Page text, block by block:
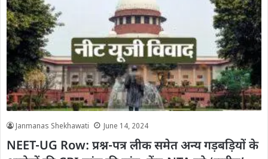
Janmanas Shekhawati June 14, 2024
NEET-UG Row: प्रश्न-पत्र लीक समेत अन्य गड़बड़ियों के